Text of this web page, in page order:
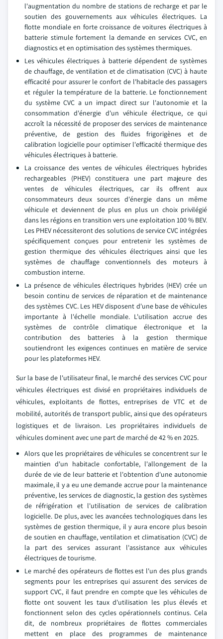
l'augmentation du nombre de stations de recharge et par le
soutien des gouvernements aux véhicules électriques. La
flotte mondiale en forte croissance de voitures électriques à
batterie stimule fortement la demande en services CVC, en
diagnostics et en optimisation des systèmes thermiques.
Les véhicules électriques à batterie dépendent de systèmes
de chauffage, de ventilation et de climatisation (CVC) à haute
efficacité pour assurer le confort de l'habitacle des passagers
et réguler la température de la batterie. Le fonctionnement
du système CVC a un impact direct sur l'autonomie et la
consommation d'énergie d'un véhicule électrique, ce qui
accroît la nécessité de proposer des services de maintenance
préventive, de gestion des fluides frigorigènes et de
calibration logicielle pour optimiser l'efficacité thermique des
véhicules électriques à batterie.
La croissance des ventes de véhicules électriques hybrides
rechargeables (PHEV) constituera une part majeure des
ventes de véhicules électriques, car ils offrent aux
consommateurs deux sources d'énergie dans un même
véhicule et deviennent de plus en plus un choix privilégié
dans les régions en transition vers une exploitation 100 % BEV.
Les PHEV nécessiteront des solutions de service CVC intégrées
spécifiquement conçues pour entretenir les systèmes de
gestion thermique des véhicules électriques ainsi que les
systèmes de chauffage conventionnels des moteurs à
combustion interne.
La présence de véhicules électriques hybrides (HEV) crée un
besoin continu de services de réparation et de maintenance
des systèmes CVC. Les HEV disposent d'une base de véhicules
importante à l'échelle mondiale. L'utilisation accrue des
systèmes de contrôle climatique électronique et la
contribution des batteries à la gestion thermique
soutiendront les exigences continues en matière de service
pour les plateformes HEV.
Sur la base de l'utilisateur final, le marché des services CVC pour
véhicules électriques est divisé en propriétaires individuels de
véhicules, exploitants de flottes, entreprises de VTC et de
mobilité, autorités de transport public, ainsi que des opérateurs
logistiques et de livraison. Les propriétaires individuels de
véhicules dominent avec une part de marché de 42 % en 2025.
Alors que les propriétaires de véhicules se concentrent sur le
maintien d'un habitacle confortable, l'allongement de la
durée de vie de leur batterie et l'obtention d'une autonomie
maximale, il y a eu une demande accrue pour la maintenance
préventive, les services de diagnostic, la gestion des systèmes
de réfrigération et l'utilisation de services de calibration
logicielle. De plus, avec les avancées technologiques dans les
systèmes de gestion thermique, il y aura encore plus besoin
de soutien en chauffage, ventilation et climatisation (CVC) de
la part des services assurant l'assistance aux véhicules
électriques de tourisme.
Le marché des opérateurs de flottes est l'un des plus grands
segments pour les entreprises qui assurent des services de
support CVC, il faut prendre en compte que les véhicules de
flotte ont souvent les taux d'utilisation les plus élevés et
fonctionnent selon des cycles opérationnels continus. Cela
dit, de nombreux propriétaires de flottes commerciales
mettent en place des programmes de maintenance